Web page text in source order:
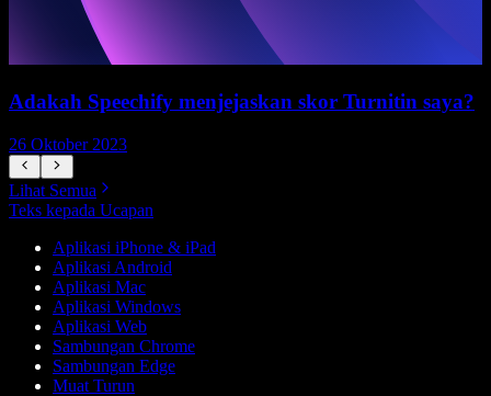
Adakah Speechify menjejaskan skor Turnitin saya?
26 Oktober 2023
Lihat Semua
Teks kepada Ucapan
Aplikasi iPhone & iPad
Aplikasi Android
Aplikasi Mac
Aplikasi Windows
Aplikasi Web
Sambungan Chrome
Sambungan Edge
Muat Turun